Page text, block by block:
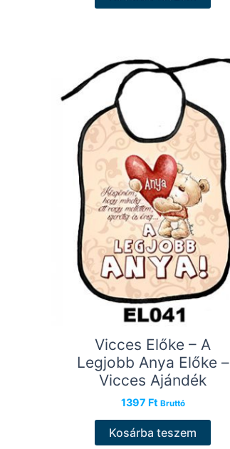
Vicces Előke – A
Legjobb Anya Előke –
Vicces Ajándék
1397 Ft Bruttó
Kosárba teszem